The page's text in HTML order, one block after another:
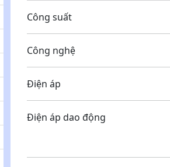
Công suất
Công nghệ Online
Điện áp 3 x
Điện áp dao động
305 –